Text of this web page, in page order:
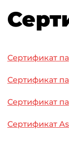
Сертификат
Сертификат
Сертификат
Сертификат